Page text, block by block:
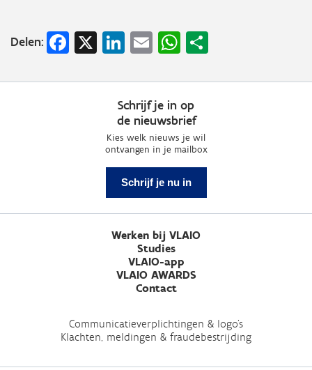
Delen: Facebook
X LinkedIn
EmailWhatsApp
Schrijf je in op
de nieuwsbrief
Kies welk nieuws je wil
ontvangen in je mailbox
Schrijf je nu in
Werken bij VLAIO
Studies
VLAIO-app
VLAIO AWARDS
Contact
Communicatieverplichtingen & logo's
Klachten, meldingen & fraudebestrijding